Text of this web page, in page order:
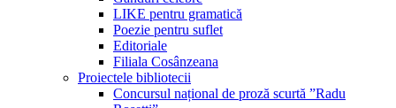
LIKE pentru gramatică
Poezie pentru suflet
Editoriale
Filiala Cosânzeana
Proiectele bibliotecii
Concursul național de proză scurtă ”Radu